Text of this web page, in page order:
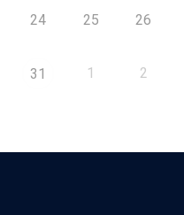
24 25 26
31 1 2